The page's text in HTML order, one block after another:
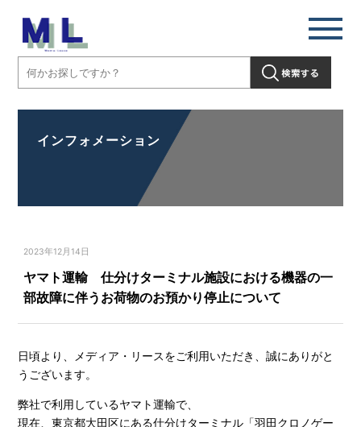
インフォメーション
2023年12月14日
ヤマト運輸 仕分けターミナル施設における機器の一
部故障に伴うお荷物のお預かり停止について
日頃より、メディア・リースをご利用いただき、誠にありがと
うございます。
弊社で利用しているヤマト運輸で、
現在、東京都大田区にある仕分けターミナル「羽田クロノゲー